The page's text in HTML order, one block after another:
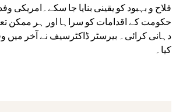
فلاح و بہبود کو یقینی بنایا جا سکے۔امریکی
حکومت کے اقدامات کو سراہا اور ہر ممکن
دہانی کرائی۔ بیرسٹر ڈاکٹرسیف نے آخر میں
کیا۔